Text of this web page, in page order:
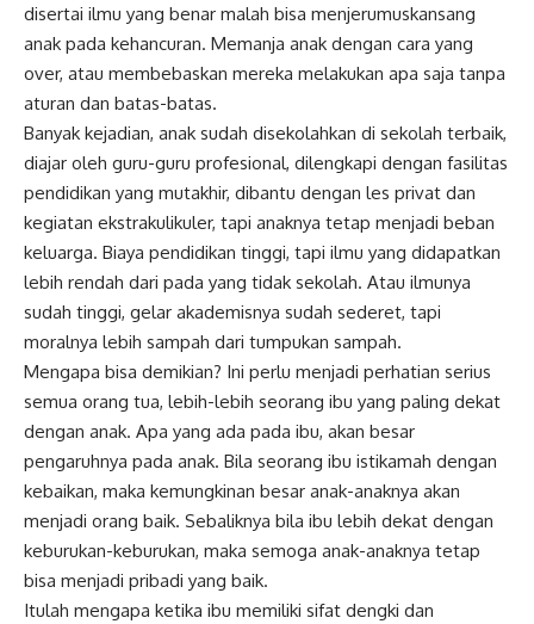
disertai ilmu yang benar malah bisa menjerumuskansang
anak pada kehancuran. Memanja anak dengan cara yang
over, atau membebaskan mereka melakukan apa saja tanpa
aturan dan batas-batas.
Banyak kejadian, anak sudah disekolahkan di sekolah terbaik,
diajar oleh guru-guru profesional, dilengkapi dengan fasilitas
pendidikan yang mutakhir, dibantu dengan les privat dan
kegiatan ekstrakulikuler, tapi anaknya tetap menjadi beban
keluarga. Biaya pendidikan tinggi, tapi ilmu yang didapatkan
lebih rendah dari pada yang tidak sekolah. Atau ilmunya
sudah tinggi, gelar akademisnya sudah sederet, tapi
moralnya lebih sampah dari tumpukan sampah.
Mengapa bisa demikian? Ini perlu menjadi perhatian serius
semua orang tua, lebih-lebih seorang ibu yang paling dekat
dengan anak. Apa yang ada pada ibu, akan besar
pengaruhnya pada anak. Bila seorang ibu istikamah dengan
kebaikan, maka kemungkinan besar anak-anaknya akan
menjadi orang baik. Sebaliknya bila ibu lebih dekat dengan
keburukan-keburukan, maka semoga anak-anaknya tetap
bisa menjadi pribadi yang baik.
Itulah mengapa ketika ibu memiliki sifat dengki dan